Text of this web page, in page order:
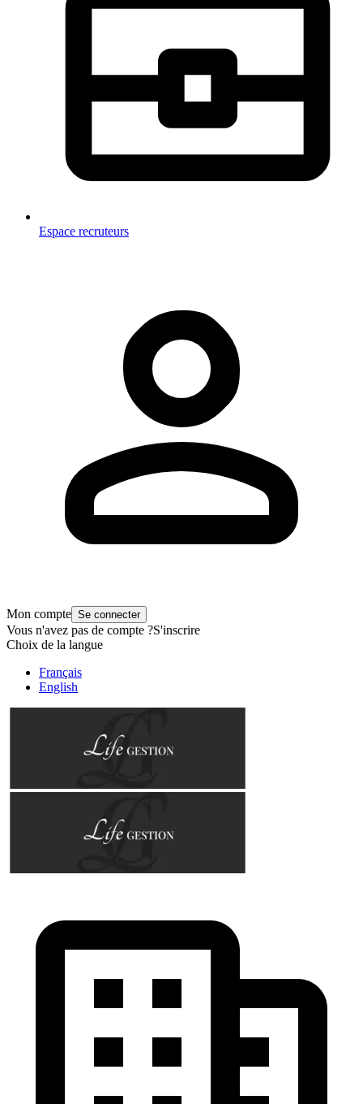
Espace recruteurs
Mon compte Se connecter
Vous n'avez pas de compte ?S'inscrire
Choix de la langue
Français
English